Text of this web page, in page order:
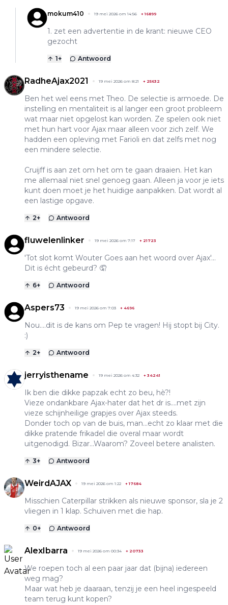
mokum410 19 mei 2026 om 14:56 +16899
1. zet een advertentie in de krant: nieuwe CEO
gezocht
1+ Antwoord
RadheAjax2021 19 mei 2026 om 8:21 + 25632
Ben het wel eens met Theo. De selectie is armoede. De
instelling en mentaliteit is al langer een groot probleem
wat maar niet opgelost kan worden. Ze spelen ook niet
met hun hart voor Ajax maar alleen voor zich zelf. We
hadden een opleving met Farioli en dat zelfs met nog
een mindere selectie.
Cruijff is aan zet om het om te gaan draaien. Het kan
me allemaal niet snel genoeg gaan. Alleen ja voor je iets
kunt doen moet je het huidige aanpakken. Dat wordt al
een lastige opgave.
2+ Antwoord
fluwelenlinker 19 mei 2026 om 7:17 + 21723
'Tot slot komt Wouter Goes aan het woord over Ajax'...
Dit is écht gebeurd? 🤦
6+ Antwoord
Aspers73 19 mei 2026 om 7:03 + 4696
Nou....dit is de kans om Pep te vragen! Hij stopt bij City.
:)
2+ Antwoord
jerryisthename 19 mei 2026 om 4:32 + 34241
Ik ben die dikke papzak echt zo beu, hè?!
Vieze ondankbare Ajax-hater dat het dr is....met zijn
vieze schijnheilige grapjes over Ajax steeds.
Donder toch op van de buis, man...echt zo klaar met die
dikke pratende frikadel die overal maar wordt
uitgenodigd. Bizar...Waarom? Zoveel betere analisten.
3+ Antwoord
WeirdAJAX 19 mei 2026 om 1:22 +17684
Misschien Caterpillar strikken als nieuwe sponsor, sla je 2
vliegen in 1 klap. Schuiven met die hap.
0+ Antwoord
AlexIbarra 19 mei 2026 om 00:34 + 20733
We roepen toch al een paar jaar dat (bijna) iedereen
weg mag?
Maar wat heb je daaraan, tenzij je een heel ingespeeld
team terug kunt kopen?